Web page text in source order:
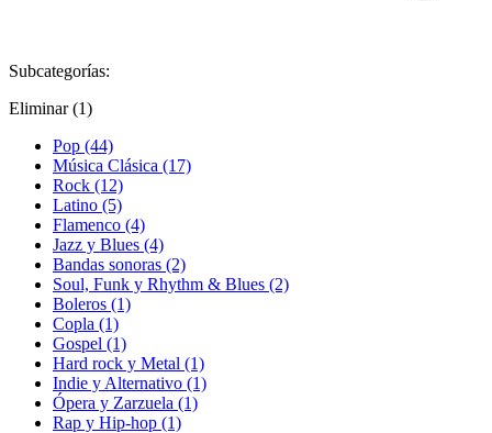
Subcategorías:
Eliminar (1)
Pop (44)
Música Clásica (17)
Rock (12)
Latino (5)
Flamenco (4)
Jazz y Blues (4)
Bandas sonoras (2)
Soul, Funk y Rhythm & Blues (2)
Boleros (1)
Copla (1)
Gospel (1)
Hard rock y Metal (1)
Indie y Alternativo (1)
Ópera y Zarzuela (1)
Rap y Hip-hop (1)